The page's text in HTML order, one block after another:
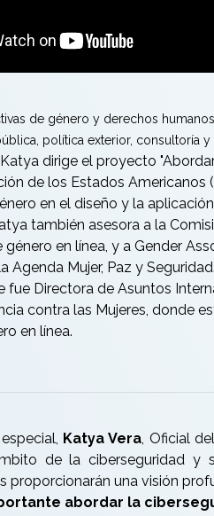
de género y derechos
política exterior, consultoría
dirige el proyecto
de los Estados
en el diseño y la
también asesora a la
en línea, y a Gender
Agenda Mujer, Paz y
fue Directora de Asuntos
contra las Mujeres, donde
en línea.
Katya Vera, Oficial
de la ciberseguridad y
proporcionarán una visión
abordar la